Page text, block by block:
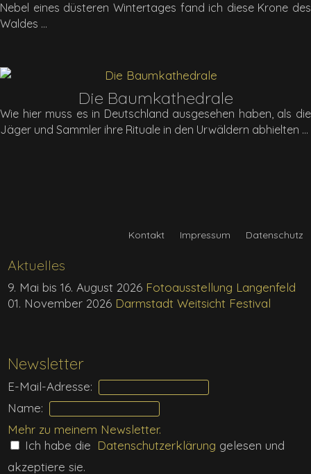
Nebel eines düsteren Wintertages fand ich diese Krone des
Waldes
Die Baumkathedrale
Wie hier muss es in Deutschland ausgesehen haben, als die
Jäger und Sammler ihre Rituale in den Urwäldern abhielten
Newsletter
E-Mail-Adresse:
Name:
Mehr zu meinem Newsletter.
Ich habe die Daten­schutz­erklärung gelesen und
akzeptiere sie.
Aktuelles
9. Mai bis 16. August 2026 Fotoausstellung Langenfeld
01. November 2026 Darmstadt Weitsicht Festival
Kontakt Impressum Datenschutz